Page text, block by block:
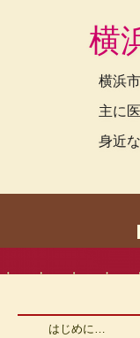
横
横浜
主に
身近
はじめに…